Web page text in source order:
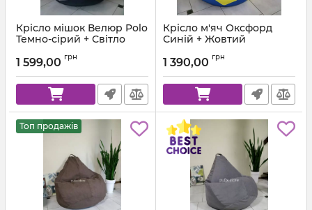
Крісло мішок Велюр Polo
Темно-сірий + Світло
Артикул: km-polo-17-16-l
1 599,00 грн
Крісло м'яч Оксфорд
Синій + Жовтий
1 390,00 грн
Топ продажів